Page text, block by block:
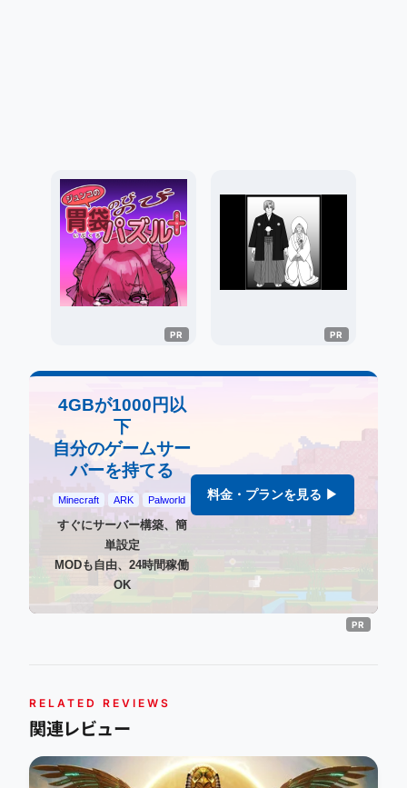
4GBが1000円以
下
自分のゲームサー
バーを持てる
Minecraft ARK Palworld
すぐにサーバー構築、簡
単設定
MODも自由、24時間稼働
OK
料金・プランを見る ▶
RELATED REVIEWS
関連レビュー